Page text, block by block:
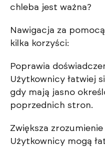
chleba jest ważna?
Nawigacja za
kilka korzyści:
Poprawia
Użytkownicy łatwiej
gdy mają jasno
poprzednich stron.
Zwiększa
Użytkownicy mogą